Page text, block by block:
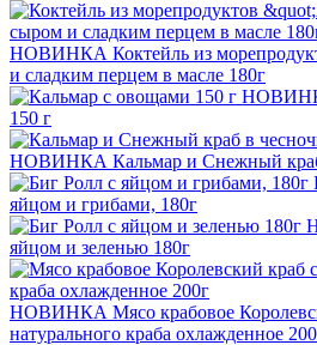
НОВИНКА Коктейль из
и сладким перцем в масле 180г
150 г
НОВИНКА Кальмар и Снежный
яйцом и грибами, 180г
яйцом и зеленью 180г
НОВИНКА Мясо крабовое
натурального краба охлажденное